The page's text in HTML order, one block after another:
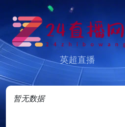
英超直播
暂无数据